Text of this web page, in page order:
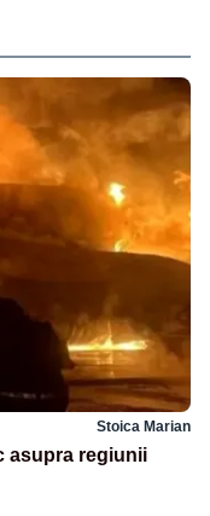
Stoica Marian
asupra regiunii